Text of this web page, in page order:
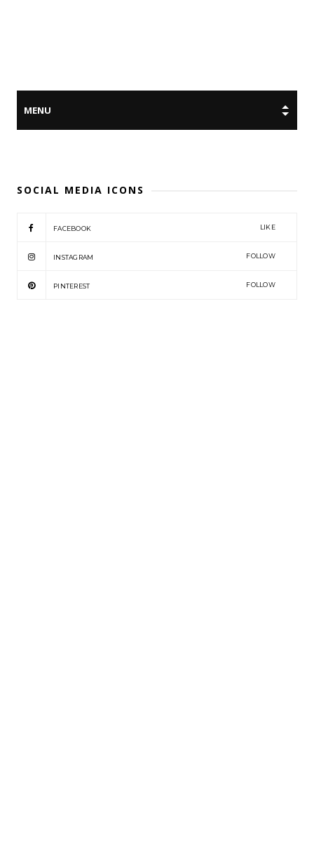
SOCIAL MEDIA ICONS
FACEBOOK LIKE
INSTAGRAM FOLLOW
PINTEREST FOLLOW